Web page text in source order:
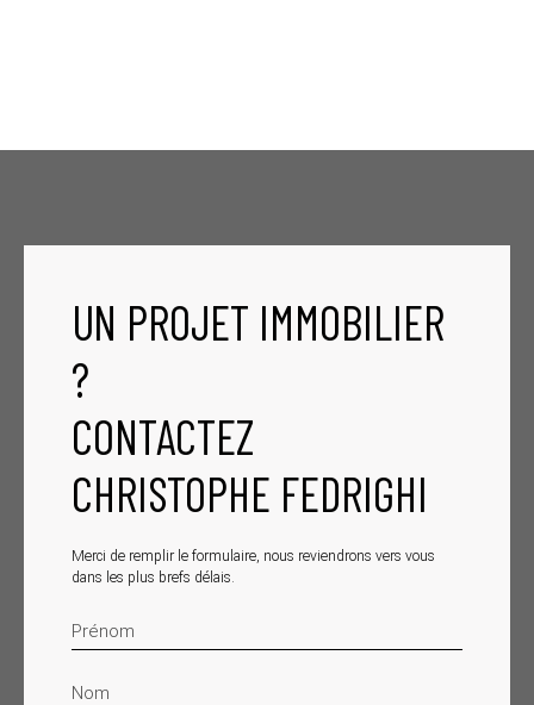
UN PROJET IMMOBILIER
?
CONTACTEZ
CHRISTOPHE FEDRIGHI
Merci de remplir le formulaire, nous reviendrons vers vous
dans les plus brefs délais.
Prénom
Nom